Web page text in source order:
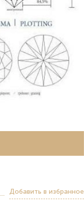
Добавить в избранное